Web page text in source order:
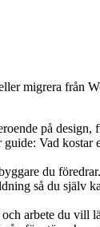
migrera från
på
Vad kostar
du
så du själv
arbete du vill